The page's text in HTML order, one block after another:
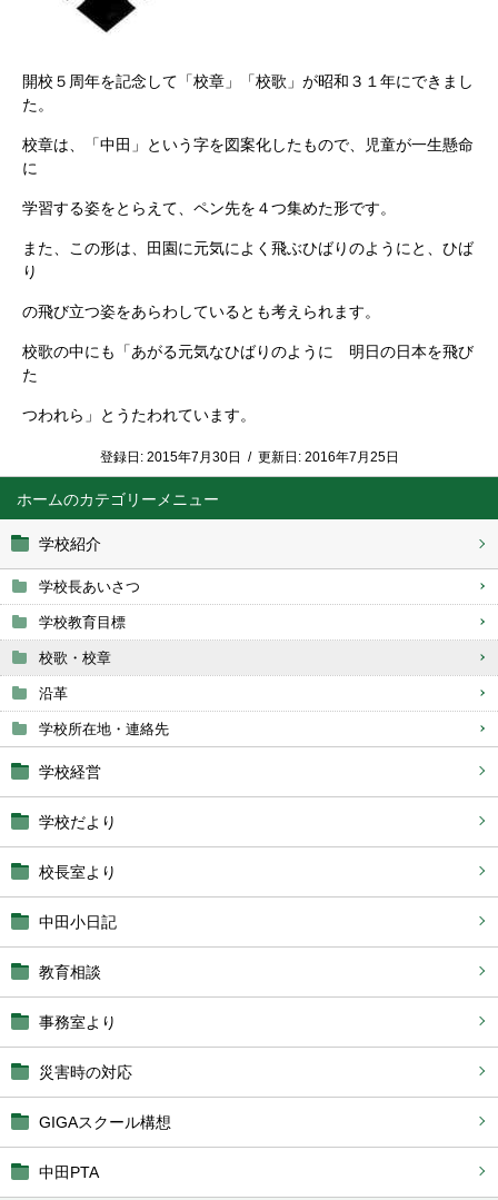
ホーム
学校紹介
学校長あいさつ
学校教育目標
校歌・校章
沿革
学校所在地・連絡先
学校経営
学校だより
校長室より
中田小日記
教育相談
事務室より
災害時の対応
GIGAスクール構想
中田PTA
開校５周年を記念して「校章」「校歌」が昭和３１年にできまし
た。
校章は、「中田」という字を図案化したもので、児童が一生懸命
に
学習する姿をとらえて、ペン先を４つ集めた形です。
また、この形は、田園に元気によく飛ぶひばりのようにと、ひば
り
の飛び立つ姿をあらわしているとも考えられます。
校歌の中にも「あがる元気なひばりのように 明日の日本を飛び
た
つわれら」とうたわれています。
登録日: 2015年7月30日 / 更新日: 2016年7月25日